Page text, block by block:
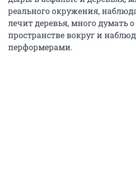
реального окружения,
лечит деревья, много думать о
пространстве вокруг и
перформерами.